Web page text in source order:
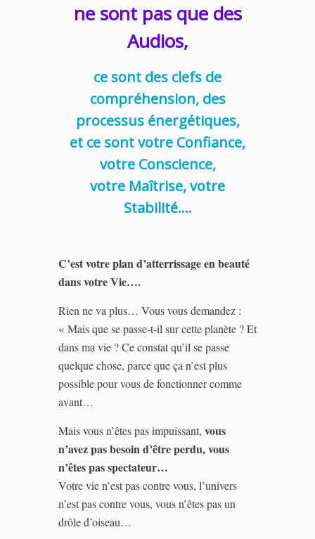
ne sont pas que des
Audios,
ce sont des clefs de
compréhension, des
processus énergétiques,
et ce sont votre Confiance,
votre Conscience,
votre Maîtrise, votre
Stabilité….
C’est votre plan d’atterrissage en beauté
dans votre Vie….
Rien ne va plus… Vous vous demandez :
« Mais que se passe-t-il sur cette planète ? Et
dans ma vie ? Ce constat qu’il se passe
quelque chose, parce que ça n’est plus
possible pour vous de fonctionner comme
avant…
Mais vous n’êtes pas impuissant, vous
n’avez pas besoin d’être perdu, vous
n’êtes pas spectateur…
Votre vie n’est pas contre vous, l’univers
n’est pas contre vous, vous n’êtes pas un
drôle d’oiseau…